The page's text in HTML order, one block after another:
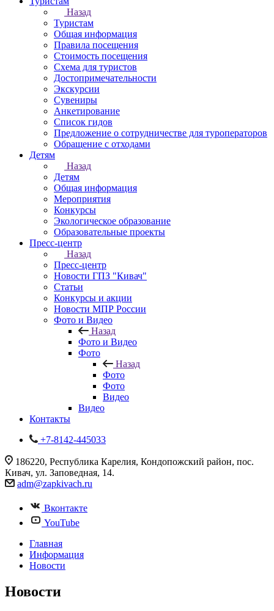
Назад
Туристам
Общая информация
Правила посещения
Стоимость посещения
Схема для туристов
Достопримечательности
Экскурсии
Сувениры
Анкетирование
Список гидов
Предложение о сотрудничестве для туроператоров
Обращение с отходами
Детям
Назад
Детям
Общая информация
Мероприятия
Конкурсы
Экологическое образование
Образовательные проекты
Пресс-центр
Назад
Пресс-центр
Новости ГПЗ "Кивач"
Статьи
Конкурсы и акции
Новости МПР России
Фото и Видео
Назад
Фото и Видео
Фото
Назад
Фото
Фото
Видео
Видео
Контакты
+7-8142-445033
186220, Республика Карелия, Кондопожский район, пос.
Кивач, ул. Заповедная, 14.
adm@zapkivach.ru
Вконтакте
YouTube
Главная
Информация
Новости
Новости